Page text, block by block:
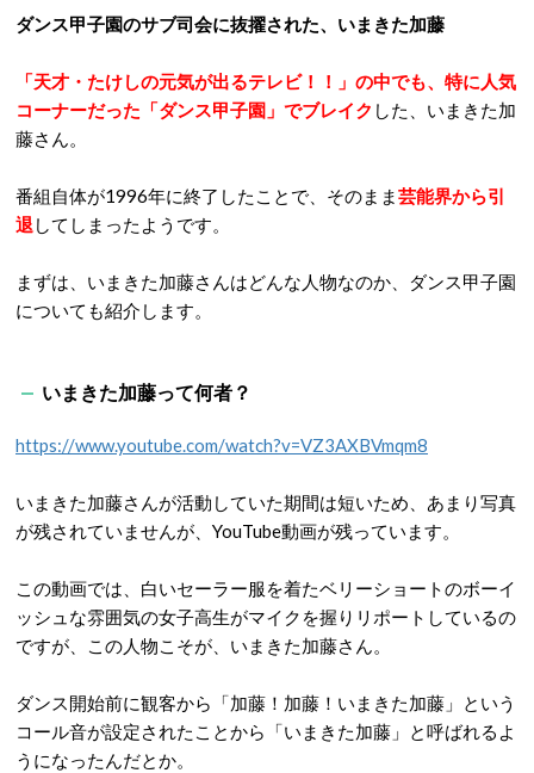
ダンス甲子園のサブ司会に抜擢された、いまきた加藤
「天才・たけしの元気が出るテレビ！！」の中でも、特に人気
コーナーだった「ダンス甲子園」でブレイク した、いまきた加
藤さん。
番組自体が1996年に終了したことで、そのまま芸能界から引
退 してしまったようです。
まずは、いまきた加藤さんはどんな人物なのか、ダンス甲子園
についても紹介します。
いまきた加藤って何者？
https://www.youtube.com/watch?v=VZ3AXBVmqm8
いまきた加藤さんが活動していた期間は短いため、あまり写真
が残されていませんが、YouTube動画が残っています。
この動画では、白いセーラー服を着たベリーショートのボーイ
ッシュな雰囲気の女子高生がマイクを握りリポートしているの
ですが、この人物こそが、いまきた加藤さん。
ダンス開始前に観客から「加藤！加藤！いまきた加藤」という
コール音が設定されたことから「いまきた加藤」と呼ばれるよ
うになったんだとか。